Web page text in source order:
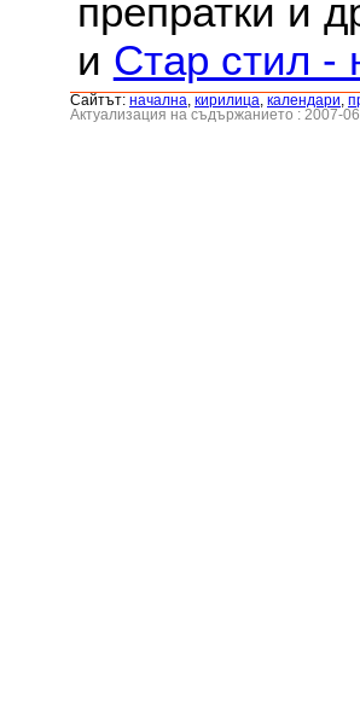
препратки и
и Стар стил -
Сайтът: началнa кирилица календари
Актуализация на съдържанието : 2007-